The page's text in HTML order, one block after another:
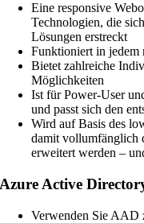
Eine responsive
Technologien, die
Lösungen erstreckt
Funktioniert in jedem
Bietet zahlreiche
Möglichkeiten
Ist für Power-User
und passt sich den
Wird auf Basis des
damit vollumfänglich
erweitert werden –
Azure Active
Verwenden Sie AAD